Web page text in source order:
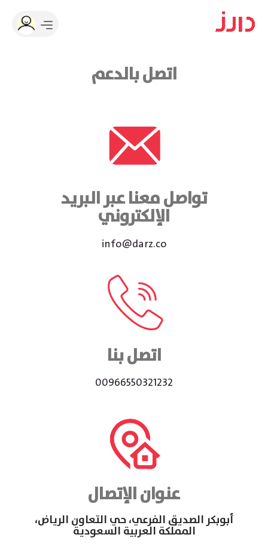
اتصل بالدعم
تواصل معنا عبر البريد
الإلكتروني
info@darz.co
اتصل بنا
00966550321232
عنوان الإتصال
أبوبكر الصديق الفرعي، حي التعاون الرياض،
المملكة العربية السعودية